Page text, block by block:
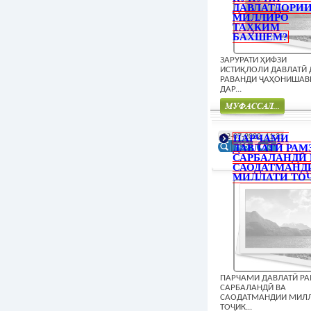
МИЛЛИРО
ТАҲКИМ
БАХШЕМ?
ЗАРУРАТИ ҲИФЗИ
ИСТИҚЛОЛИ ДАВЛАТӢ
РАВАНДИ
ДАР...
22-07-2022, 11:21
435
0
ПАРЧАМИ
ДАВЛАТӢ
САРБАЛАНДӢ
МИЛЛАТИ
ПАРЧАМИ ДАВЛАТӢ
САРБАЛАНДӢ ВА
САОДАТМАНДИИ
ТОҶИК...